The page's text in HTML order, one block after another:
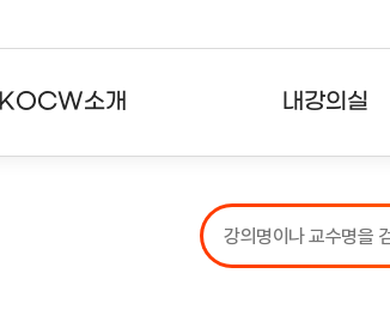
KOCW소개 내강의실
강의리스트
수강확인증강의